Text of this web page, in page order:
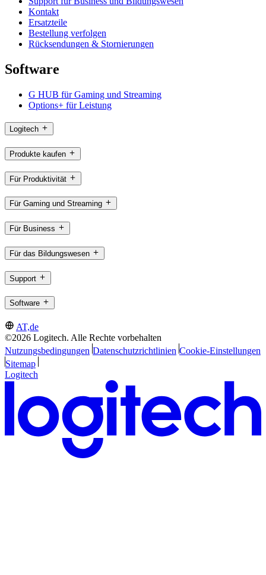
Kontakt
Ersatzteile
Bestellung verfolgen
Rücksendungen & Stornierungen
Software
G HUB für Gaming und Streaming
Options+ für Leistung
Logitech
Produkte kaufen
Für Produktivität
Für Gaming und Streaming
Für Business
Für das Bildungswesen
Support
Software
AT,de
©2026 Logitech. Alle Rechte vorbehalten
Nutzungsbedingungen Datenschutzrichtlinien Cookie-Einstellungen
Sitemap
Logitech